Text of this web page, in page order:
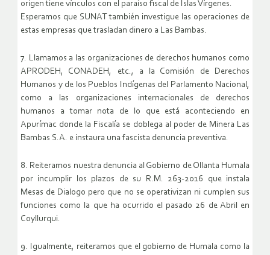
origen tiene vínculos con el paraíso fiscal de Islas Vírgenes.
Esperamos que SUNAT también investigue las operaciones de
estas empresas que trasladan dinero a Las Bambas.
7. Llamamos a las organizaciones de derechos humanos como
APRODEH, CONADEH, etc., a la Comisión de Derechos
Humanos y de los Pueblos Indígenas del Parlamento Nacional,
como a las organizaciones internacionales de derechos
humanos a tomar nota de lo que está aconteciendo en
Apurímac donde la Fiscalía se doblega al poder de Minera Las
Bambas S.A. e instaura una fascista denuncia preventiva.
8. Reiteramos nuestra denuncia al Gobierno de Ollanta Humala
por incumplir los plazos de su R.M. 263-2016 que instala
Mesas de Dialogo pero que no se operativizan ni cumplen sus
funciones como la que ha ocurrido el pasado 26 de Abril en
Coyllurqui.
9. Igualmente, reiteramos que el gobierno de Humala como la